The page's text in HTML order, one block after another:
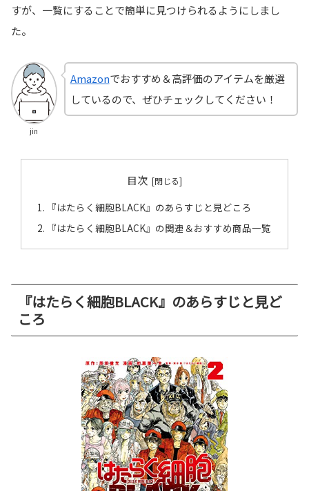
すが、一覧にすることで簡単に見つけられるようにしまし
た。
jin
Amazonでおすすめ＆高評価のアイテムを厳選
しているので、ぜひチェックしてください！
目次
『はたらく細胞BLACK』のあらすじと見どころ
『はたらく細胞BLACK』の関連＆おすすめ商品一覧
『はたらく細胞BLACK』のあらすじと見ど
ころ